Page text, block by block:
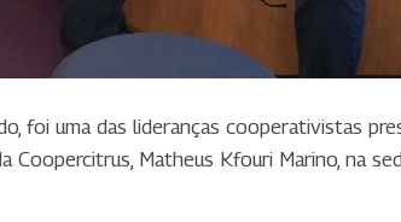
foi uma das lideranças cooperativistas
Matheus Kfouri Marino, na